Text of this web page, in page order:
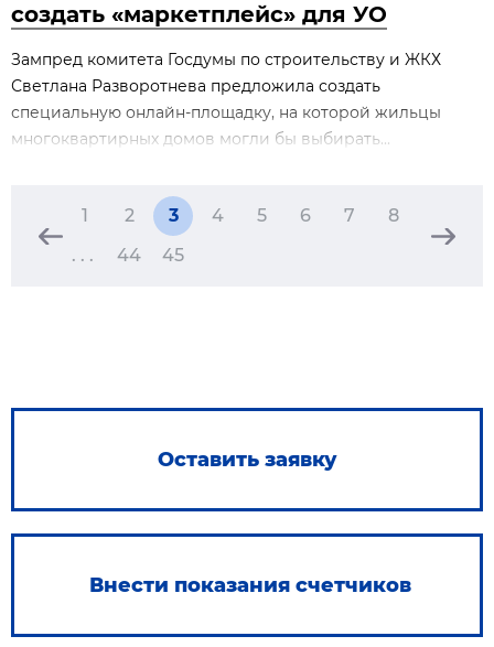
создать «маркетплейс» для УО
Зампред комитета Госдумы по строительству и ЖКХ
Светлана Разворотнева предложила создать
специальную онлайн-площадку, на которой жильцы
многоквартирных домов могли бы выбирать...
1 2 3 4 5 6 7
8
. . .
44 45
Оставить заявку
Внести показания счетчиков